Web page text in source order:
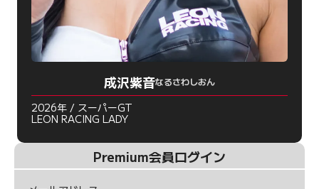
成沢紫音なるさわしおん
2026年 / スーパーGT
LEON RACING LADY
Premium会員ログイン